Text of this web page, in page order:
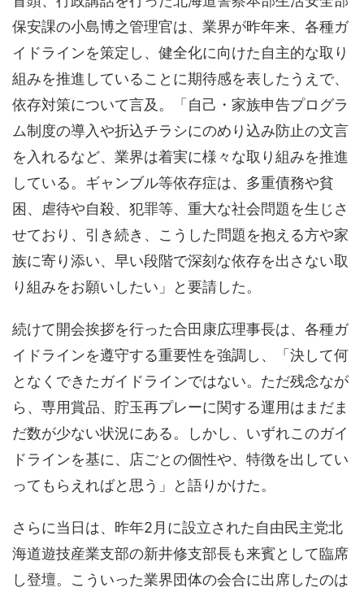
保安課の小島博之管理官は、業界が昨年来、各種ガ
イドラインを策定し、健全化に向けた自主的な取り
組みを推進していることに期待感を表したうえで、
依存対策について言及。「自己・家族申告プログラ
ム制度の導入や折込チラシにのめり込み防止の文言
を入れるなど、業界は着実に様々な取り組みを推進
している。ギャンブル等依存症は、多重債務や貧
困、虐待や自殺、犯罪等、重大な社会問題を生じさ
せており、引き続き、こうした問題を抱える方や家
族に寄り添い、早い段階で深刻な依存を出さない取
り組みをお願いしたい」と要請した。
続けて開会挨拶を行った合田康広理事長は、各種ガ
イドラインを遵守する重要性を強調し、「決して何
となくできたガイドラインではない。ただ残念なが
ら、専用賞品、貯玉再プレーに関する運用はまだま
だ数が少ない状況にある。しかし、いずれこのガイ
ドラインを基に、店ごとの個性や、特徴を出してい
ってもらえればと思う」と語りかけた。
さらに当日は、昨年2月に設立された自由民主党北
海道遊技産業支部の新井修支部長も来賓として臨席
し登壇。こういった業界団体の会合に出席したのは